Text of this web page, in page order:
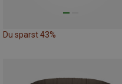
Du sparst 43%